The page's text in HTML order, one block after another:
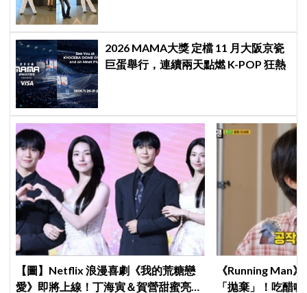
2026 MAMA大獎 定檔 11 月大阪京瓷
巨蛋舉行，連續兩天點燃 K-POP 狂熱
【圖】Netflix 浪漫喜劇《我的荒糖戀
愛》即將上線！丁海寅＆賀營甜蜜亮相
《Running Man
「拋棄」！吃醋